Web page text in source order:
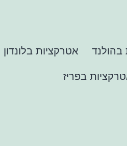
בהולנד אטרקציות בלונדון
בפריז